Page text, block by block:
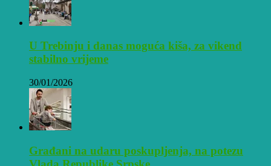
U Trebinju i danas moguća kiša, za vikend
stabilno vrijeme
30/01/2026
Građani na udaru poskupljenja, na potezu